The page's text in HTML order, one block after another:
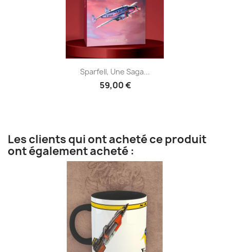
Sparfell, Une Saga...
59,00 €
Les clients qui ont acheté ce produit
ont également acheté :